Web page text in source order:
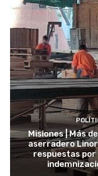
Misiones | Más
aserradero
respuestas por